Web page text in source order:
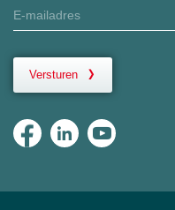
Versturen